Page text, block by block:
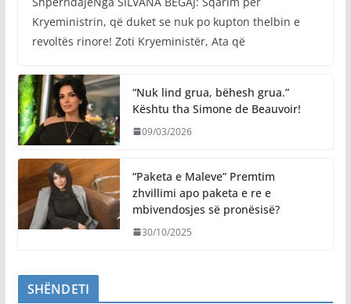
Kryeministrin, që duket se nuk po kupton thelbin e
revoltës rinore! Zoti Kryeministër, Ata që
“Nuk lind grua, bëhesh grua.”
Kështu tha Simone de Beauvoir!
09/03/2026
“Paketa e Maleve” Premtim
zhvillimi apo paketa e re e
mbivendosjes së pronësisë?
30/10/2025
SHËNDETI